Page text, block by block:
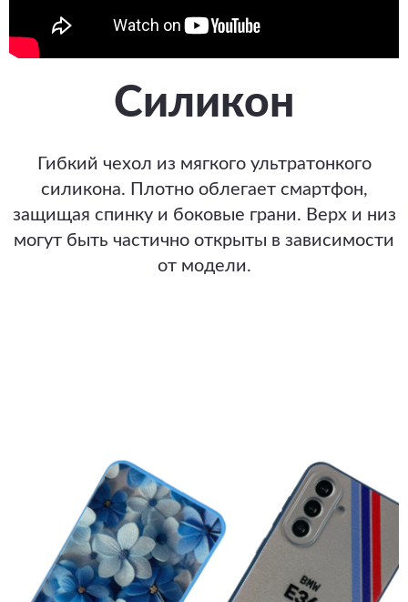
Силикон
Гибкий чехол из мягкого ультратонкого
силикона. Плотно облегает смартфон,
защищая спинку и боковые грани. Верх и низ
могут быть частично открыты в зависимости
от модели.